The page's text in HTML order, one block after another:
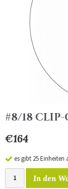
#8/18 CLIP-
€164
es gibt 25 Einheiten
In den